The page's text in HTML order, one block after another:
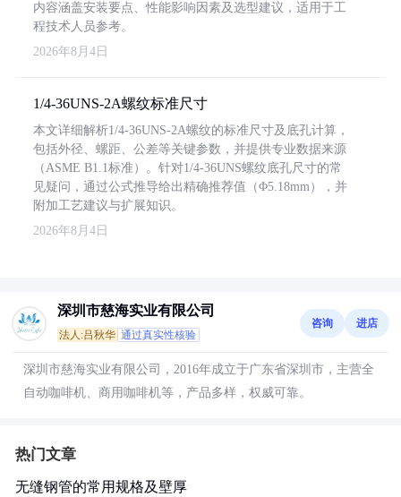
内容涵盖安装要点、性能影响因素及选型建议，适用于工
程技术人员参考。
2026年8月4日
1/4-36UNS-2A螺纹标准尺寸
本文详细解析1/4-36UNS-2A螺纹的标准尺寸及底孔计算，
包括外径、螺距、公差等关键参数，并提供专业数据来源
（ASME B1.1标准）。针对1/4-36UNS螺纹底孔尺寸的常
见疑问，通过公式推导给出精确推荐值（Φ5.18mm），并
附加工艺建议与扩展知识。
2026年8月4日
深圳市慈海实业有限公司
法人:吕秋华 通过真实性核验
咨询 进店
深圳市慈海实业有限公司，2016年成立于广东省深圳市，主营全
自动咖啡机、商用咖啡机等，产品多样，权威可靠。
热门文章
无缝钢管的常用规格及壁厚